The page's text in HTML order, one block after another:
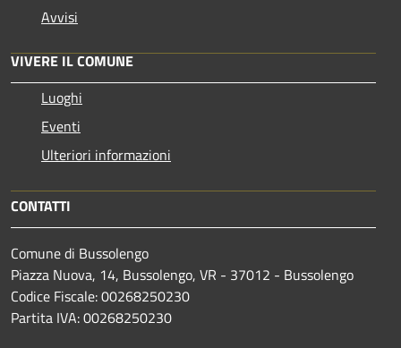
Avvisi
VIVERE IL COMUNE
Luoghi
Eventi
Ulteriori informazioni
CONTATTI
Comune di Bussolengo
Piazza Nuova, 14, Bussolengo, VR - 37012 - Bussolengo
Codice Fiscale: 00268250230
Partita IVA: 00268250230